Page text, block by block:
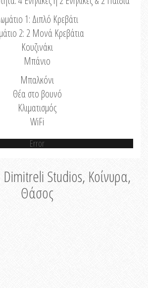
1: Διπλό Κρεβάτι
2: 2 Μονά Κρεβάτια
Κουζινάκι
Μπάνιο
Μπαλκόνι
Θέα στο βουνό
Κλιματισμός
WiFi
Error
Studios, Κοίνυρα,
Θάσος